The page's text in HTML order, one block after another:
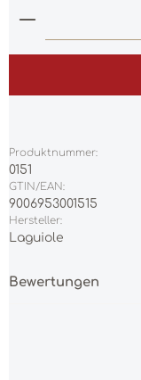
Produkt
Produktnummer:
0151
GTIN/EAN:
9006953001515
Hersteller:
Laguiole
Bewertungen